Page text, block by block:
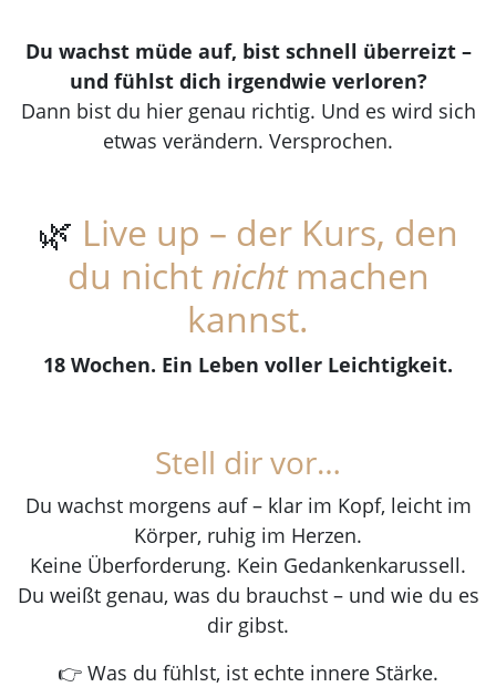
Du wachst müde auf, bist schnell überreizt –
und fühlst dich irgendwie verloren?
Dann bist du hier genau richtig. Und es wird sich
etwas verändern. Versprochen.
🌿 Live up – der Kurs, den
du nicht nichtmachen
kannst.
18 Wochen. Ein Leben voller Leichtigkeit.
Stell dir vor…
Du wachst morgens auf – klar im Kopf, leicht im
Körper, ruhig im Herzen.
Keine Überforderung. Kein Gedankenkarussell.
Du weißt genau, was du brauchst – und wie du es
dir gibst.
👉 Was du fühlst, ist echte innere Stärke.